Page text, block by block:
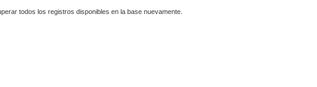
todos los registros disponibles en la base nuevamente.